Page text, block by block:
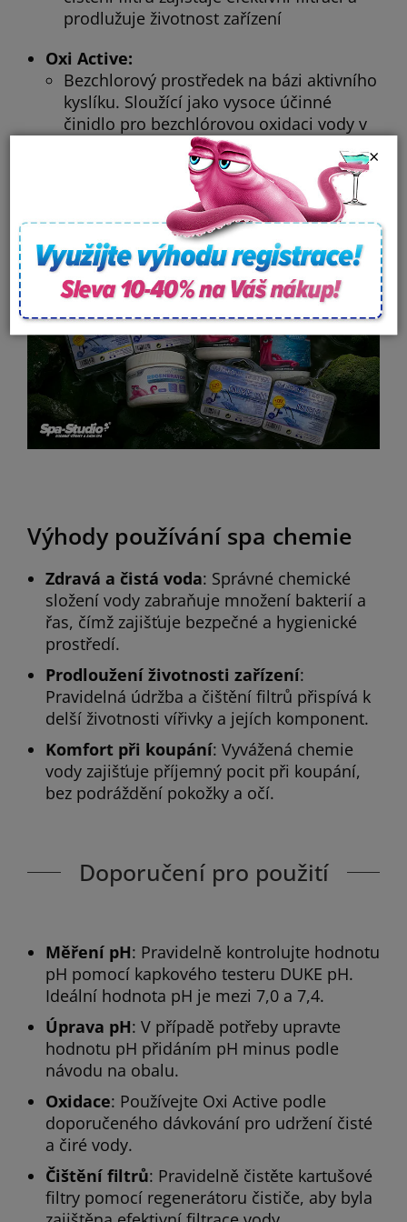
×
prodlužuje životnost zařízení
Oxi Active:
Bezchlorový prostředek na bázi aktivního
kyslíku. Sloužící jako vysoce účinné
činidlo pro bezchlórovou oxidaci vody v
bazénech a vířivkách. Voda je po aplikaci
Výhody používání spa chemie
Zdravá a čistá voda: Správné chemické
složení vody zabraňuje množení bakterií a
řas, čímž zajišťuje bezpečné a hygienické
prostředí.
Prodloužení životnosti zařízení:
Pravidelná údržba a čištění filtrů přispívá k
delší životnosti vířivky a jejích komponent.
Komfort při koupání: Vyvážená chemie
vody zajišťuje příjemný pocit při koupání,
bez podráždění pokožky a očí.
Doporučení pro použití
Měření pH: Pravidelně kontrolujte hodnotu
pH pomocí kapkového testeru DUKE pH.
Ideální hodnota pH je mezi 7,0 a 7,4.
Úprava pH: V případě potřeby upravte
hodnotu pH přidáním pH minus podle
návodu na obalu.
Oxidace: Používejte Oxi Active podle
doporučeného dávkování pro udržení čisté
a čiré vody.
Čištění filtrů: Pravidelně čistěte kartušové
filtry pomocí regenerátoru čističe, aby byla